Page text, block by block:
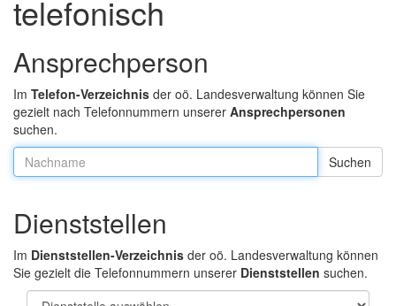
telefonisch
Ansprechperson
Im Telefon-Verzeichnis der oö. Landesverwaltung können Sie
gezielt nach Telefonnummern unserer Ansprechpersonen
suchen.
Nachname:
Dienststellen
Im Dienststellen-Verzeichnis der oö. Landesverwaltung können
Sie gezielt die Telefonnummern unserer Dienststellen suchen.